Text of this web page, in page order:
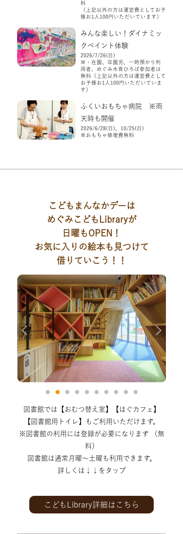
料
（上記以外の方は運営費としてお子
様お1人100円いただいています）
みんな楽しい！ダイナミッ
クペイント体験
2026/7/26(日)
※・在園、卒園児、一時預かり利
用者、めぐみ木育ひろば参加者は
無料（上記以外の方は運営費として
お子様お1人100円いただいていま
す）
ふくいおもちゃ病院 ※雨
天時も開催
2026/6/28(日)、10/25(日)
※おもちゃ修理費無料
こどもまんなかデーは
めぐみこどもLibraryが
日曜もOPEN！
お気に入りの絵本も見つけて
借りていこう！！
図書館では【おむつ替え室】【はぐカフェ】
【図書館用トイレ】もご利用いただけます。
※図書館の利用には登録が必要になります （無
料）
図書館は通常月曜～土曜も利用できます。
詳しくは↓↓をタップ
こどもLibrary詳細はこちら